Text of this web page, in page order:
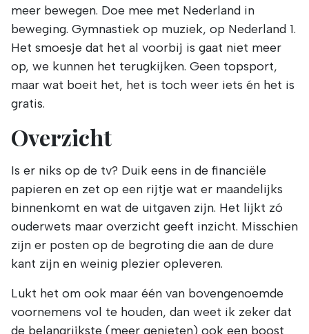
meer bewegen. Doe mee met Nederland in
beweging. Gymnastiek op muziek, op Nederland 1.
Het smoesje dat het al voorbij is gaat niet meer
op, we kunnen het terugkijken. Geen topsport,
maar wat boeit het, het is toch weer iets én het is
gratis.
Overzicht
Is er niks op de tv? Duik eens in de financiële
papieren en zet op een rijtje wat er maandelijks
binnenkomt en wat de uitgaven zijn. Het lijkt zó
ouderwets maar overzicht geeft inzicht. Misschien
zijn er posten op de begroting die aan de dure
kant zijn en weinig plezier opleveren.
Lukt het om ook maar één van bovengenoemde
voornemens vol te houden, dan weet ik zeker dat
de belangrijkste (meer genieten) ook een boost